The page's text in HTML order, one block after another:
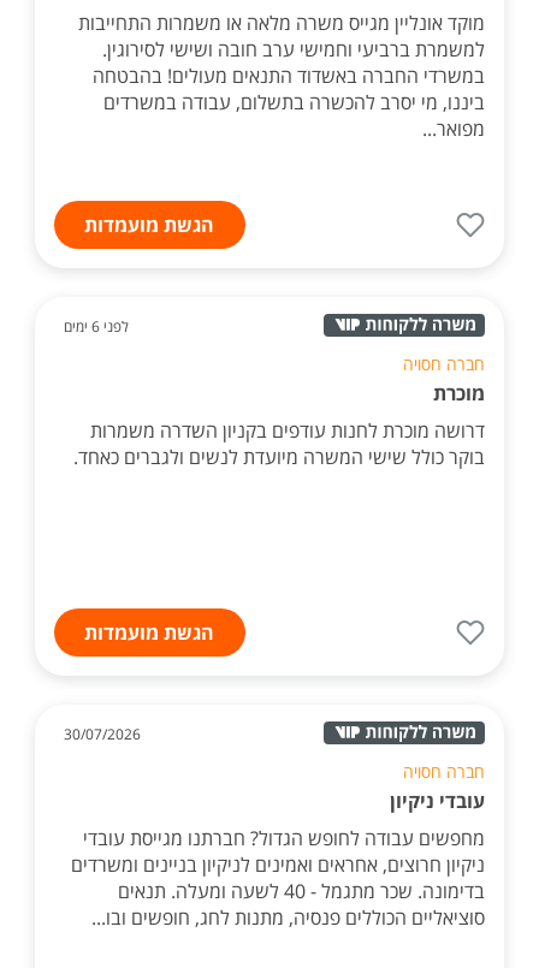
מוקד אונליין מגייס משרה מלאה או משמרות התחייבות
למשמרת ברביעי וחמישי ערב חובה ושישי לסירוגין.
במשרדי החברה באשדוד התנאים מעולים! בהבטחה
ביננו, מי יסרב להכשרה בתשלום, עבודה במשרדים
מפואר...
הגשת מועמדות
לפני 6 ימים
חברה חסויה
מוכרת
דרושה מוכרת לחנות עודפים בקניון השדרה משמרות
בוקר כולל שישי המשרה מיועדת לנשים ולגברים כאחד.
הגשת מועמדות
30/07/2026
חברה חסויה
עובדי ניקיון
מחפשים עבודה לחופש הגדול? חברתנו מגייסת עובדי
ניקיון חרוצים, אחראים ואמינים לניקיון בניינים ומשרדים
בדימונה. שכר מתגמל - 40 לשעה ומעלה. תנאים
סוציאליים הכוללים פנסיה, מתנות לחג, חופשים ובו...